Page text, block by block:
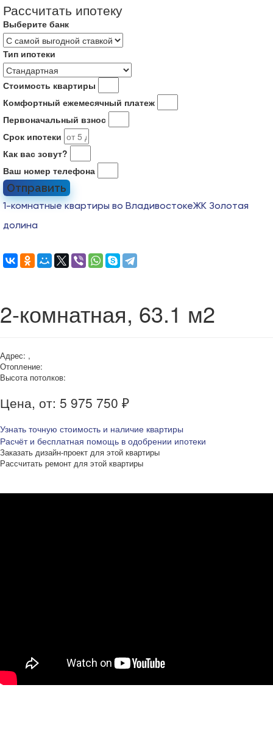
Рассчитать ипотеку
Выберите банк
Тип ипотеки
Стоимость квартиры
Комфортный ежемесячный платеж
Первоначальный взнос
Срок ипотеки
Как вас зовут?
Ваш номер телефона
Отправить
1-комнатные квартиры во ВладивостокеЖК Золотая
долина
2-комнатная, 63.1 м2
Адрес: ,
Отопление:
Высота потолков:
Цена, от: 5 975 750 ₽
Узнать точную стоимость и наличие квартиры
Расчёт и бесплатная помощь в одобрении ипотеки
Заказать дизайн-проект для этой квартиры
Рассчитать ремонт для этой квартиры